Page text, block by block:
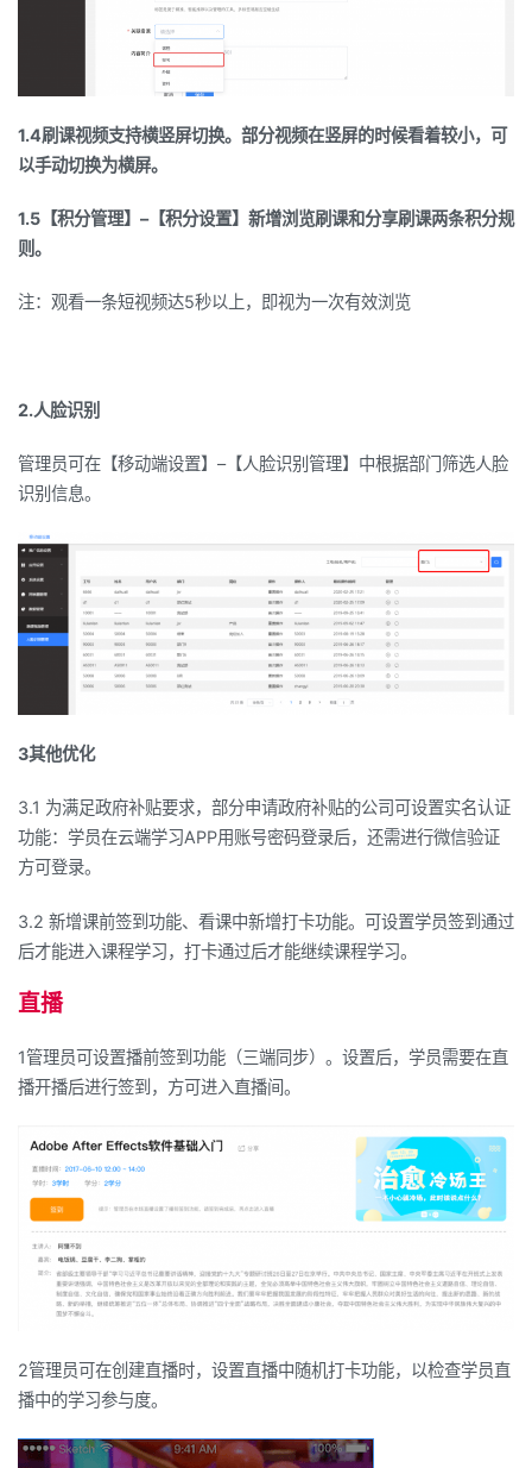
1.4刷课视频支持横竖屏切换。部分视频在竖屏的时候看着较小，可
以手动切换为横屏。
1.5 【积分管理】 –【积分设置】新增浏览刷课和分享刷课两条积分规
则。
注：观看一条短视频达5秒以上，即视为一次有效浏览
2.人脸识别
管理员可在【移动端设置】 –【人脸识别管理】中根据部门筛选人脸
识别信息。
3其他优化
3.1 为满足政府补贴要求，部分申请政府补贴的公司可设置实名认证
功能：学员在云端学习APP用账号密码登录后，还需进行微信验证
方可登录。
3.2 新增课前签到功能、看课中新增打卡功能。可设置学员签到通过
后才能进入课程学习，打卡通过后才能继续课程学习。
直播
1管理员可设置播前签到功能（三端同步）。设置后，学员需要在直
播开播后进行签到，方可进入直播间。
2管理员可在创建直播时，设置直播中随机打卡功能，以检查学员直
播中的学习参与度。